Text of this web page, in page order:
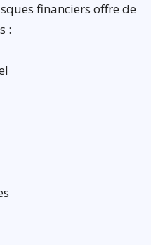
financiers offre de
: